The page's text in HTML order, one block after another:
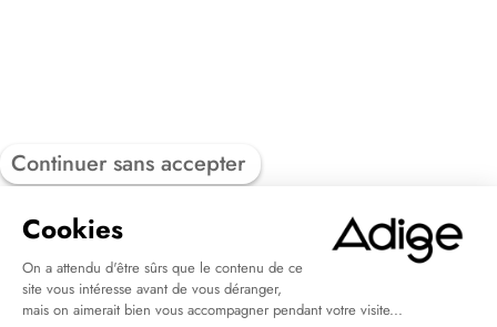
Continuer sans accepter
Cookies
On a attendu d'être sûrs que le contenu de ce
site vous intéresse avant de vous déranger,
mais on aimerait bien vous accompagner pendant votre visite...